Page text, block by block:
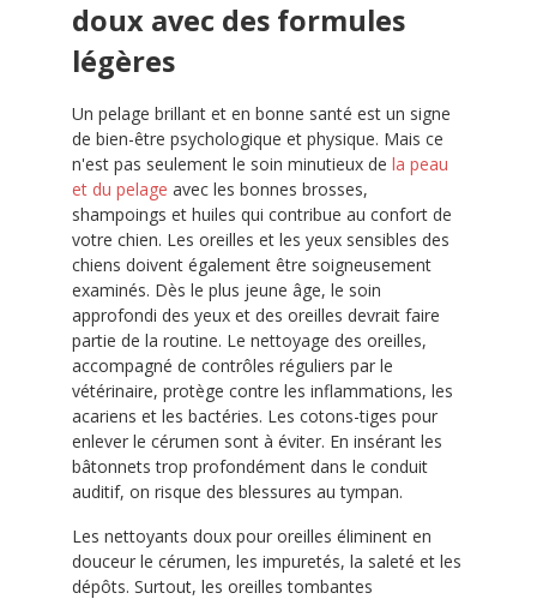
doux avec des formules
légères
Un pelage brillant et en bonne santé est un signe
de bien-être psychologique et physique. Mais ce
n'est pas seulement le soin minutieux de la peau
et du pelage avec les bonnes brosses,
shampoings et huiles qui contribue au confort de
votre chien. Les oreilles et les yeux sensibles des
chiens doivent également être soigneusement
examinés. Dès le plus jeune âge, le soin
approfondi des yeux et des oreilles devrait faire
partie de la routine. Le nettoyage des oreilles,
accompagné de contrôles réguliers par le
vétérinaire, protège contre les inflammations, les
acariens et les bactéries. Les cotons-tiges pour
enlever le cérumen sont à éviter. En insérant les
bâtonnets trop profondément dans le conduit
auditif, on risque des blessures au tympan.
Les nettoyants doux pour oreilles éliminent en
douceur le cérumen, les impuretés, la saleté et les
dépôts. Surtout, les oreilles tombantes